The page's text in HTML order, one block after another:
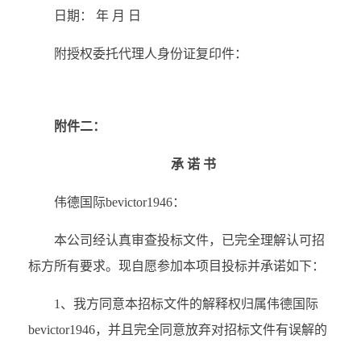
日期： 年 月 日
附授权委托代理人身份证复印件：
附件二：
承 诺 书
伟德国际bevictor1946：
本公司经认真审查投标文件，已完全理解认可招
标方所有要求。现自愿参加本项目投标并承诺如下：
1、我方同意本招标文件的解释权归属伟德国际
bevictor1946，并且完全同意放弃对招标文件有误解的